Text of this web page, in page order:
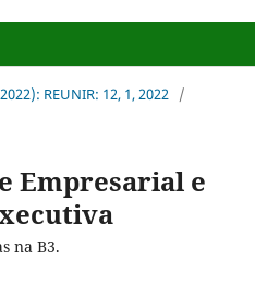
REUNIR: 12, 1, 2022 /
Empresarial e
na B3.